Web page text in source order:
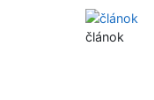
článok